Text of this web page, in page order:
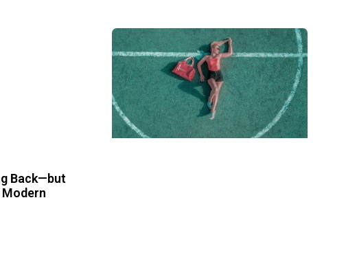
Back—but
Modern